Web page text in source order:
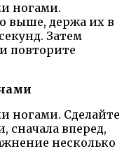
ногами.
выше, держа их в
Затем
повторите
ногами. Сделайте
сначала вперед,
несколько